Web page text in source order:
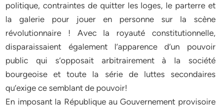
politique, contraintes de quitter les loges, le parterre et
la galerie pour jouer en personne sur la scène
révolutionnaire ! Avec la royauté constitutionnelle,
disparaissaient également l’apparence d’un pouvoir
public qui s’opposait arbitrairement à la société
bourgeoise et toute la série de luttes secondaires
qu’exige ce semblant de pouvoir!
En imposant la République au Gouvernement provisoire